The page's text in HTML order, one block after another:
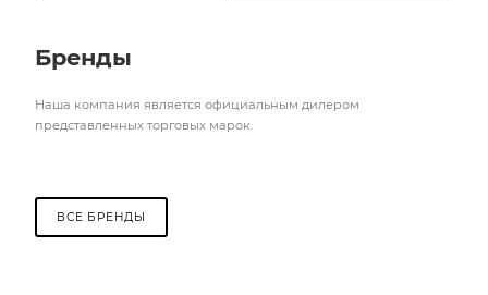
Бренды
Наша компания является официальным дилером
представленных торговых марок.
ВСЕ БРЕНДЫ